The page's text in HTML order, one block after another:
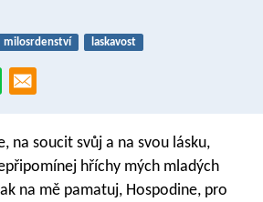
milosrdenství laskavost
na soucit svůj a na svou lásku,
hříchy mých mladých
na mě pamatuj, Hospodine, pro